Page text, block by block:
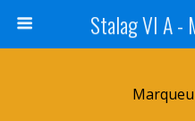
Stalag VI A -